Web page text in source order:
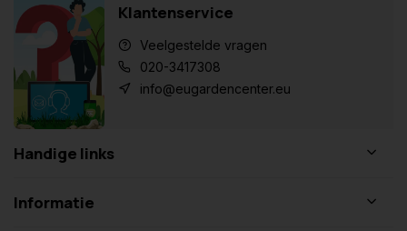
Klantenservice
Veelgestelde vragen
020-3417308
info@eugardencenter.eu
Handige links
Informatie